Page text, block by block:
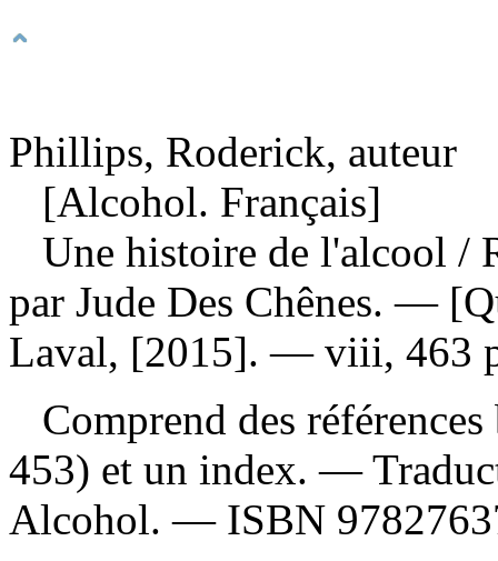
Phillips, Roderick, auteur
[Alcohol. Français]
Une histoire de l'alcool /
par Jude Des Chênes. —
Laval, [2015]. — viii, 463
Comprend des
453) et un index. —
Alcohol. — ISBN